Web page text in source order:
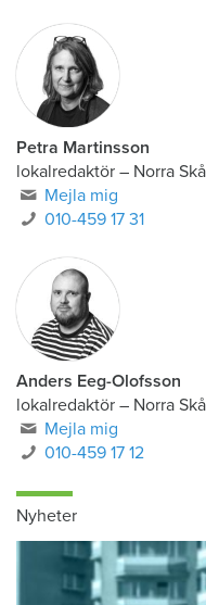
Petra Martinsson
lokalredaktör – Norra
Mejla mig
010-459 17 31
Anders Eeg-Olofsson
lokalredaktör – Norra
Mejla mig
010-459 17 12
Nyheter